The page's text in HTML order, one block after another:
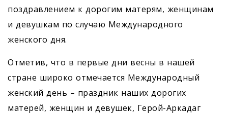
поздравлением к дорогим матерям, женщинам
и девушкам по случаю Международного
женского дня.
Отметив, что в первые дни весны в нашей
стране широко отмечается Международный
женский день – праздник наших дорогих
матерей, женщин и девушек, Герой-Аркадаг